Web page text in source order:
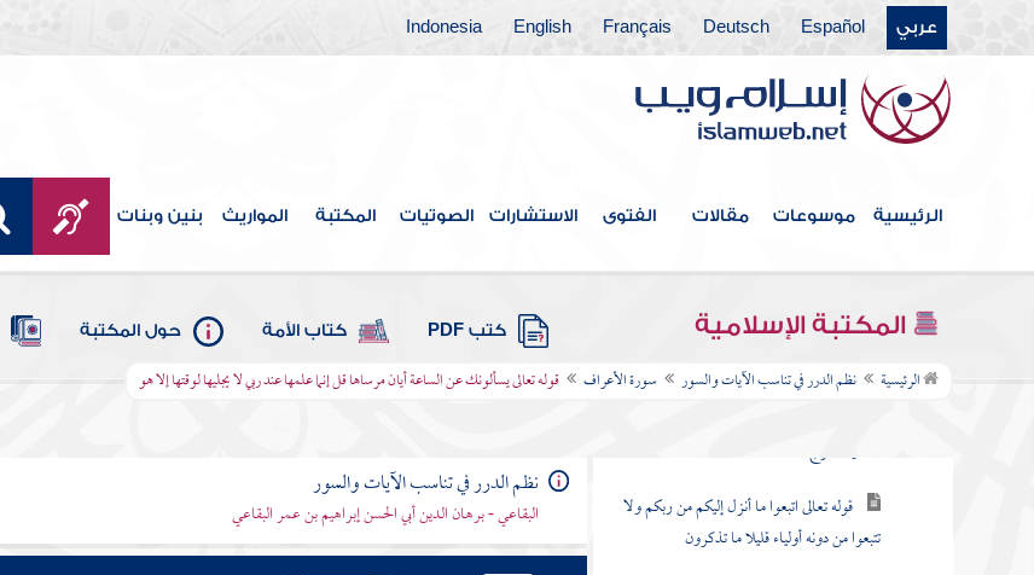
عربي Español
Deutsch
Français
English
Indonesia
الرئيسية موسوعات مقالات الفتوى الاستشارات الصوتيات المكتبة المواريث بنين وبنات
المكتبة الإسلامية كتب PDF كتاب الأمة حول المكتبة
الرئيسية نظم الدرر في تناسب الآيات والسور سورة الأعراف قوله تعالى يسألونك عن الساعة أيان مرساها قل إنما علمها عند ربي لا يجليها لوقتها إلا هو
سورة الفاتحة
سورة البقرة
سورة آل عمران
سورة النساء
سورة " المائدة
سورة الأنعام
سورة الأعراف
صدرك حرج منه
قوله تعالى اتبعوا ما أنزل إليكم من ربكم ولا
تتبعوا من دونه أولياء قليلا ما تذكرون
نظم الدرر في تناسب الآيات والسور
البقاعي - برهان الدين أبي الحسن إبراهيم بن عمر البقاعي